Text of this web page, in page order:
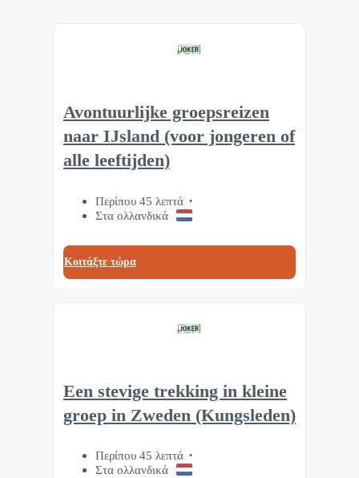
Avontuurlijke groepsreizen
naar IJsland (voor jongeren of
alle leeftijden)
Περίπου 45 λεπτά
Στα ολλανδικά
Κοιτάξτε τώρα
Een stevige trekking in kleine
groep in Zweden (Kungsleden)
Περίπου 45 λεπτά
Στα ολλανδικά